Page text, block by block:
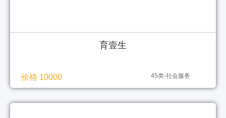
育壹生
价格 10000 45类-社会服务